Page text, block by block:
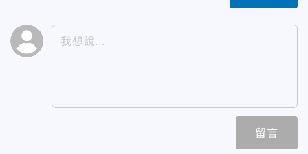
留言